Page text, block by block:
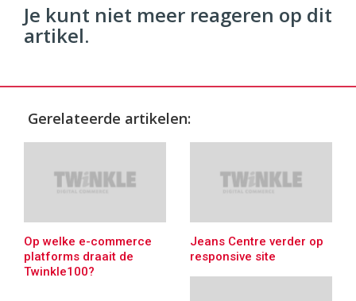
Je kunt niet meer reageren op dit
artikel.
Gerelateerde artikelen:
Op welke e-commerce
platforms draait de
Twinkle100?
Jeans Centre verder op
responsive site